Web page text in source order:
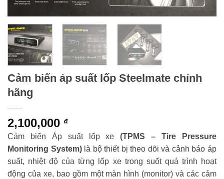
Cảm biến áp suất lốp Steelmate chính
hãng
2,100,000 ₫
Cảm biến Áp suất lốp xe(TPMS – Tire Pressure
Monitoring System)là bộ thiết bị theo dõi và cảnh báo áp
suất, nhiệt độ của từng lốp xe trong suốt quá trình hoạt
động của xe, bao gồm một màn hình (monitor) và các cảm